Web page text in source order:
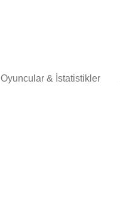
Oyuncular & İstatistikler